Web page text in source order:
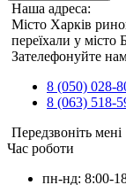
Наша адреса:
Місто Харків
переїхали у місто
Зателефонуйте
8 (050) 028-
8 (063) 518-
Передзвоніть мені
Час роботи
пн-нд: 8:00-